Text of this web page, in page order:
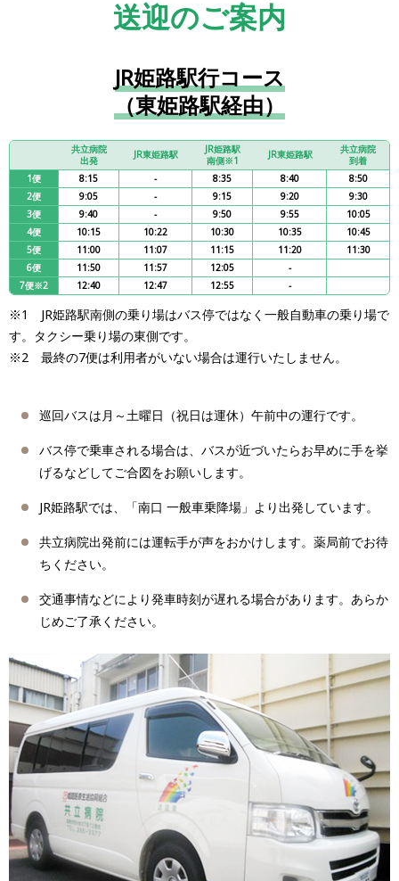
送迎のご案内
JR姫路駅行コース
（東姫路駅経由）
共立病院
出発
JR東姫路駅
JR姫路駅
南側※1
JR東姫路駅
共立病院
到着
1便
8:15 - 8:35 8:40
8:50
2便
9:05 - 9:15 9:20
9:30
3便
9:40 - 9:50 9:55
10:05
4便
10:15 10:22 10:30 10:35
10:45
5便
11:00 11:07 11:15 11:20
11:30
6便
11:50 11:57 12:05
-
7便※2
12:40 12:47 12:55 -
※1 JR姫路駅南側の乗り場はバス停ではなく一般自動車の乗り場で
す。タクシー乗り場の東側です。
※2 最終の7便は利用者がいない場合は運行いたしません。
巡回バスは月～土曜日（祝日は運休）午前中の運行です。
バス停で乗車される場合は、バスが近づいたらお早めに手を挙
げるなどしてご合図をお願いします。
JR姫路駅では、「南口 一般車乗降場」より出発しています。
共立病院出発前には運転手が声をおかけします。薬局前でお待
ちください。
交通事情などにより発車時刻が遅れる場合があります。あらか
じめご了承ください。